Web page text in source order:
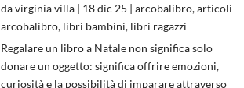
davirginia villa | 18 dic 25 |arcobalibro,articoli
arcobalibro, libri bambini, libri ragazzi
Regalare un libro a Natale non significa solo
donare un oggetto: significa offrire emozioni,
curiosità e la possibilità di imparare attraverso